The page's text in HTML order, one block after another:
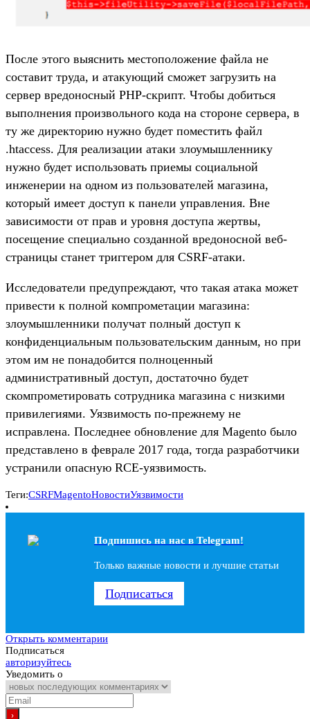
После этого выяснить местоположение файла не
составит труда, и атакующий сможет загрузить на
сервер вредоносный PHP-скрипт. Чтобы добиться
выполнения произвольного кода на стороне сервера, в
ту же директорию нужно будет поместить файл
.htaccess. Для реализации атаки злоумышленнику
нужно будет использовать приемы социальной
инженерии на одном из пользователей магазина,
который имеет доступ к панели управления. Вне
зависимости от прав и уровня доступа жертвы,
посещение специально созданной вредоносной веб-
страницы станет триггером для CSRF-атаки.
Исследователи предупреждают, что такая атака может
привести к полной компрометации магазина:
злоумышленники получат полный доступ к
конфиденциальным пользовательским данным, но при
этом им не понадобится полноценный
административный доступ, достаточно будет
скомпрометировать сотрудника магазина с низкими
привилегиями. Уязвимость по-прежнему не
исправлена. Последнее обновление для Magento было
представлено в феврале 2017 года, тогда разработчики
устранили опасную RCE-уязвимость.
Теги:CSRFMagentoНовостиУязвимости
Подпишись на наc в Telegram!
Только важные новости и лучшие статьи
Подписаться
Открыть комментарии
Подписаться
авторизуйтесь
Уведомить о